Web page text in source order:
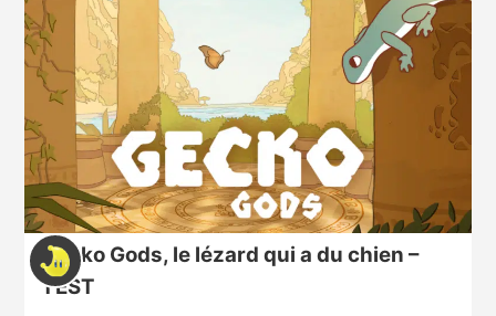
Gecko Gods, le lézard qui a du chien –
TEST